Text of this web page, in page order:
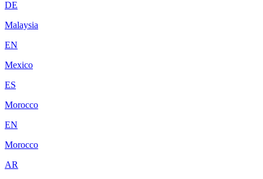
DE
Malaysia
EN
Mexico
ES
Morocco
EN
Morocco
AR